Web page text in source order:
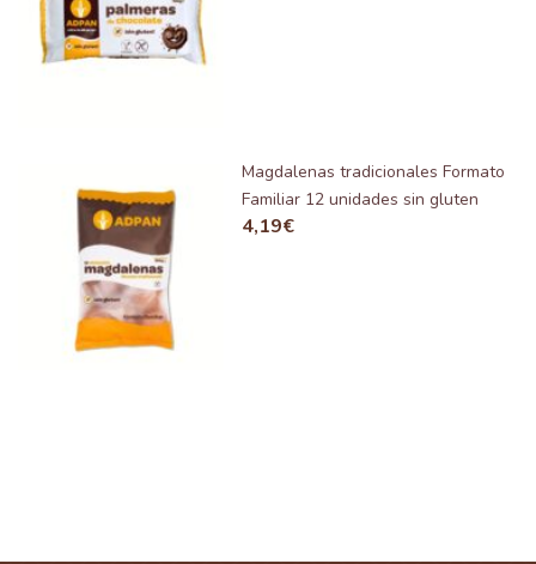
Magdalenas tradicionales Formato
Familiar 12 unidades sin gluten
4,19€